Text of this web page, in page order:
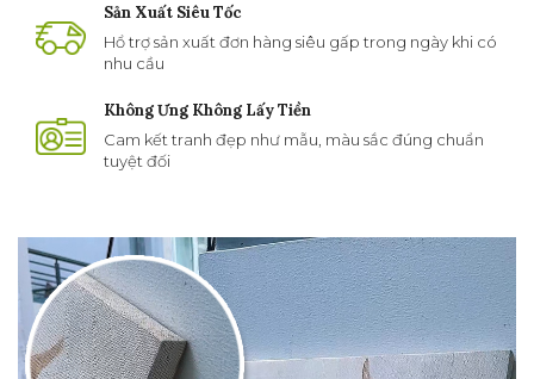
Sản Xuất Siêu Tốc
Hổ trợ sản xuất đơn hàng siêu gấp trong ngày khi có
nhu cầu
Không Ưng Không Lấy Tiền
Cam kết tranh đẹp như mẫu, màu sắc đúng chuẩn
tuyệt đối